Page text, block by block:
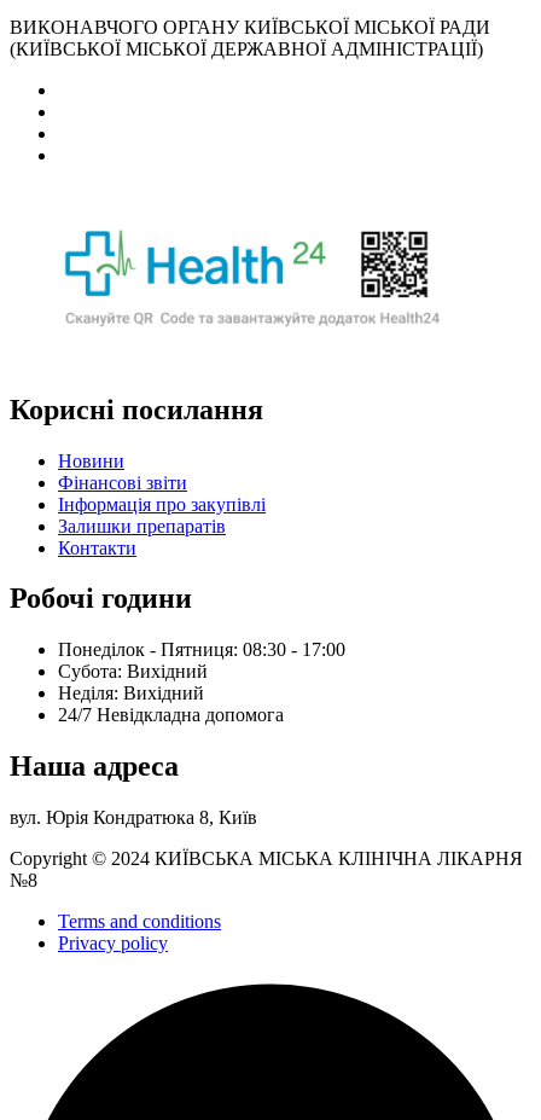
ВИКОНАВЧОГО ОРГАНУ КИЇВСЬКОЇ МІСЬКОЇ РАДИ
(КИЇВСЬКОЇ МІСЬКОЇ ДЕРЖАВНОЇ АДМІНІСТРАЦІЇ)
Корисні посилання
Новини
Фінансові звіти
Інформація про закупівлі
Залишки препаратів
Контакти
Робочі години
Понеділок - Пятниця: 08:30 - 17:00
Субота: Вихідний
Нeділя: Вихідний
24/7 Невідкладна допомога
Наша адреса
вул. Юрія Кондратюка 8, Київ
Copyright © 2024 КИЇВСЬКА МІСЬКА КЛІНІЧНА ЛІКАРНЯ
№8
Terms and conditions
Privacy policy